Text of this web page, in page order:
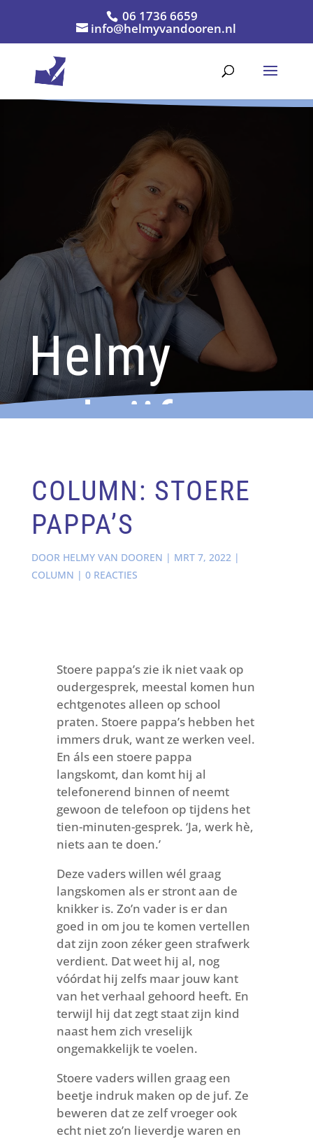
06 1736 6659
info@helmyvandooren.nl
Helmy
schrijft
COLUMN: STOERE
PAPPA’S
DOOR HELMY VAN DOOREN | MRT 7, 2022|
COLUMN | 0 REACTIES
Stoere pappa’s zie ik niet vaak op
oudergesprek, meestal komen hun
echtgenotes alleen op school
praten. Stoere pappa’s hebben het
immers druk, want ze werken veel.
En áls een stoere pappa
langskomt, dan komt hij al
telefonerend binnen of neemt
gewoon de telefoon op tijdens het
tien-minuten-gesprek. ‘Ja, werk hè,
niets aan te doen.’
Deze vaders willen wél graag
langskomen als er stront aan de
knikker is. Zo’n vader is er dan
goed in om jou te komen vertellen
dat zijn zoon zéker geen strafwerk
verdient. Dat weet hij al, nog
vóórdat hij zelfs maar jouw kant
van het verhaal gehoord heeft. En
terwijl hij dat zegt staat zijn kind
naast hem zich vreselijk
ongemakkelijk te voelen.
Stoere vaders willen graag een
beetje indruk maken op de juf. Ze
beweren dat ze zelf vroeger ook
echt niet zo’n lieverdje waren en